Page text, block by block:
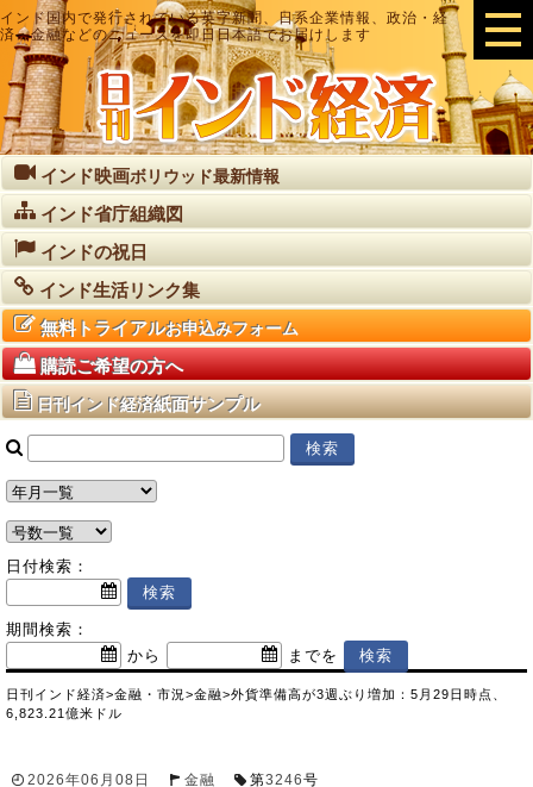
インド国内で発行されている英字新聞、日系企業情報、政治・経
済・金融などのニュースを即日日本語でお届けします
インド映画ボリウッド最新情報
インド省庁組織図
インドの祝日
インド生活リンク集
無料トライアルお申込みフォーム
購読ご希望の方へ
日刊インド経済紙面サンプル
日付検索：
期間検索：
から
までを
日刊インド経済>金融・市況 >金融>外貨準備高が3週ぶり増加：5月29日時点、
6,823.21億米ドル
2026年06月08日 金融 第3246号